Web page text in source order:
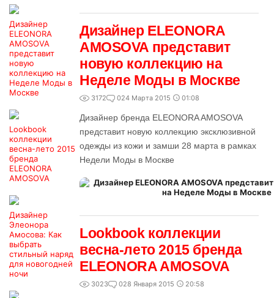
Дизайнер
ELEONORA
AMOSOVA
представит
новую
коллекцию на
Неделе Моды в
Москве
Lookbook
коллекции
весна-лето 2015
бренда
ELEONORA
AMOSOVA
Дизайнер
Элеонора
Амосова: Как
выбрать
стильный наряд
для новогодней
ночи
Дизайнер ELEONORA
AMOSOVA представит
новую коллекцию на
Неделе Моды в Москве
3172 024 Марта 2015 01:08
Дизайнер бренда ELEONORA AMOSOVA
представит новую коллекцию эксклюзивной
одежды из кожи и замши 28 марта в рамках
Недели Моды в Москве
Lookbook коллекции
весна-лето 2015 бренда
ELEONORA AMOSOVA
3023 028 Января 2015 20:58